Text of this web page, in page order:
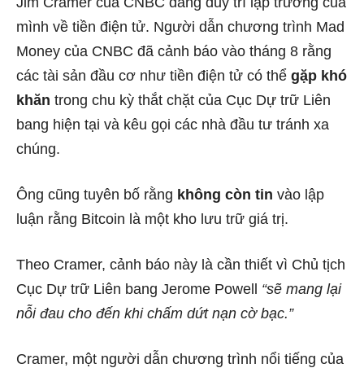
mình về tiền điện tử. Người dẫn chương trình Mad
Money của CNBC đã cảnh báo vào tháng 8 rằng
các tài sản đầu cơ như tiền điện tử có thể gặp khó
khăn trong chu kỳ thắt chặt của Cục Dự trữ Liên
bang hiện tại và kêu gọi các nhà đầu tư tránh xa
chúng.
Ông cũng tuyên bố rằng không còn tin vào lập
luận rằng Bitcoin là một kho lưu trữ giá trị.
Theo Cramer, cảnh báo này là cần thiết vì Chủ tịch
Cục Dự trữ Liên bang Jerome Powell “sẽ mang lại
nỗi đau cho đến khi chấm dứt nạn cờ bạc.”
Cramer, một người dẫn chương trình nổi tiếng của